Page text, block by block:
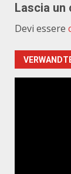
Lascia un
Devi essere